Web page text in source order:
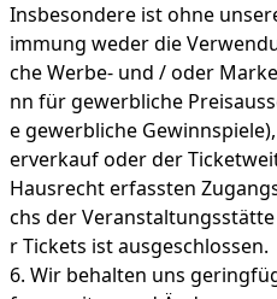
Insbesondere ist ohne
immung weder die
che Werbe- und / oder
nn für gewerbliche
e gewerbliche
erverkauf oder der
Hausrecht erfassten
chs der
r Tickets ist ausgeschlossen.
Wir behalten uns